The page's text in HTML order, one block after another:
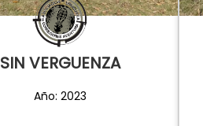
SIN VERGUENZA
Año: 2023